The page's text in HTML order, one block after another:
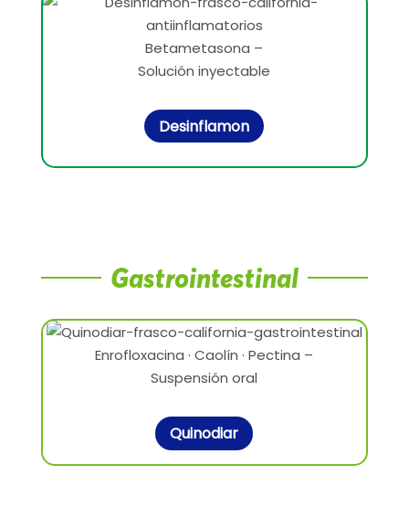
Betametasona –
Solución inyectable
Desinflamon
Gastrointestinal
Enrofloxacina · Caolín · Pectina –
Suspensión oral
Quinodiar